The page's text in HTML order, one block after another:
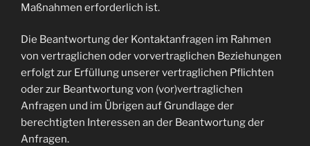
Maßnahmen erforderlich ist.
Die Beantwortung der Kontaktanfragen im Rahmen
von vertraglichen oder vorvertraglichen Beziehungen
erfolgt zur Erfüllung unserer vertraglichen Pflichten
oder zur Beantwortung von (vor)vertraglichen
Anfragen und im Übrigen auf Grundlage der
berechtigten Interessen an der Beantwortung der
Anfragen.